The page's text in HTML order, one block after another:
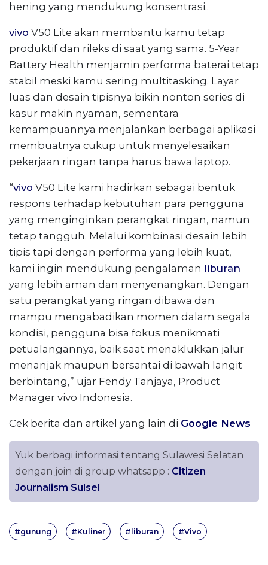
hening yang mendukung konsentrasi..
vivo V50 Lite akan membantu kamu tetap
produktif dan rileks di saat yang sama. 5-Year
Battery Health menjamin performa baterai tetap
stabil meski kamu sering multitasking. Layar
luas dan desain tipisnya bikin nonton series di
kasur makin nyaman, sementara
kemampuannya menjalankan berbagai aplikasi
membuatnya cukup untuk menyelesaikan
pekerjaan ringan tanpa harus bawa laptop.
“vivo V50 Lite kami hadirkan sebagai bentuk
respons terhadap kebutuhan para pengguna
yang menginginkan perangkat ringan, namun
tetap tangguh. Melalui kombinasi desain lebih
tipis tapi dengan performa yang lebih kuat,
kami ingin mendukung pengalaman liburan
yang lebih aman dan menyenangkan. Dengan
satu perangkat yang ringan dibawa dan
mampu mengabadikan momen dalam segala
kondisi, pengguna bisa fokus menikmati
petualangannya, baik saat menaklukkan jalur
menanjak maupun bersantai di bawah langit
berbintang,” ujar Fendy Tanjaya, Product
Manager vivo Indonesia.
Cek berita dan artikel yang lain di Google News
Yuk berbagi informasi tentang Sulawesi Selatan
dengan join di group whatsapp : Citizen
Journalism Sulsel
#gunung #Kuliner #liburan #Vivo